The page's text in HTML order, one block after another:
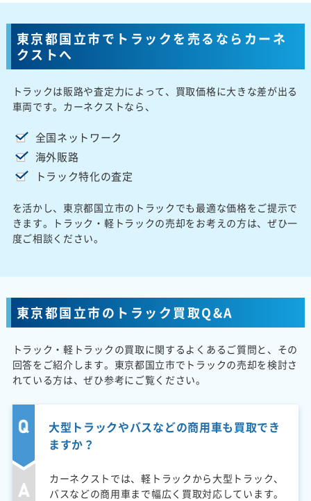
東京都国立市でトラックを売るならカーネ
クストへ
トラックは販路や査定力によって、買取価格に大きな差が出る
車両です。カーネクストなら、
全国ネットワーク
海外販路
トラック特化の査定
を活かし、東京都国立市のトラックでも最適な価格をご提示で
きます。トラック・軽トラックの売却をお考えの方は、ぜひ一
度ご相談ください。
東京都国立市のトラック買取Q&A
トラック・軽トラックの買取に関するよくあるご質問と、その
回答をご紹介します。東京都国立市でトラックの売却を検討さ
れている方は、ぜひ参考にご覧ください。
大型トラックやバスなどの商用車も買取でき
ますか？
カーネクストでは、軽トラックから大型トラック、
バスなどの商用車まで幅広く買取対応しています。